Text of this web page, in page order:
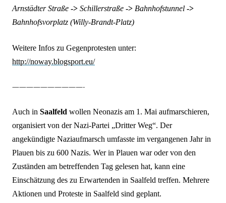
Arnstädter Straße -> Schillerstraße -> Bahnhofstunnel ->
Bahnhofsvorplatz (Willy-Brandt-Platz)
Weitere Infos zu Gegenprotesten unter:
http://noway.blogsport.eu/
——————————-
Auch in Saalfeld wollen Neonazis am 1. Mai aufmarschieren,
organisiert von der Nazi-Partei „Dritter Weg“. Der
angekündigte Naziaufmarsch umfasste im vergangenen Jahr in
Plauen bis zu 600 Nazis. Wer in Plauen war oder von den
Zuständen am betreffenden Tag gelesen hat, kann eine
Einschätzung des zu Erwartenden in Saalfeld treffen. Mehrere
Aktionen und Proteste in Saalfeld sind geplant.